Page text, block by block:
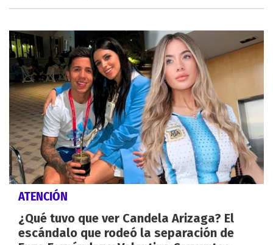
ATENCIÓN
¿Qué tuvo que ver Candela Arizaga? El
escándalo que rodeó la separación de